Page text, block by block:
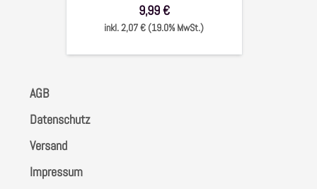
9,99 €
inkl. 2,07 € (19.0% MwSt.)
AGB
Datenschutz
Versand
Impressum